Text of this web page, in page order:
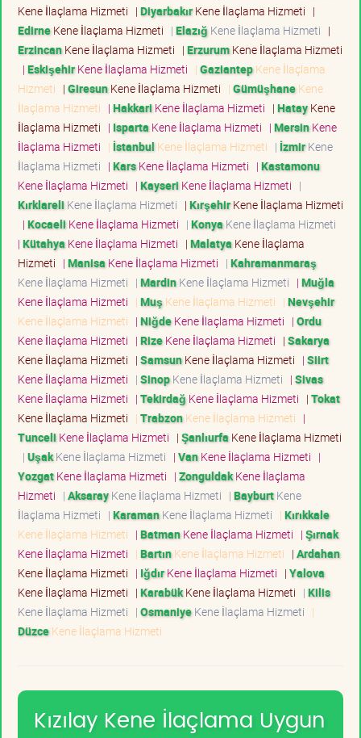
Kene İlaçlama Hizmeti | DiyarbakırKene İlaçlama Hizmeti |
EdirneKene İlaçlama Hizmeti | Elazığ Kene İlaçlama Hizmeti |
ErzincanKene İlaçlama Hizmeti | ErzurumKene İlaçlama Hizmeti
| EskişehirKene İlaçlama Hizmeti | GaziantepKene İlaçlama
Hizmeti | GiresunKene İlaçlama Hizmeti | GümüşhaneKene
İlaçlama Hizmeti | Hakkari Kene İlaçlama Hizmeti | HatayKene
İlaçlama Hizmeti | Isparta Kene İlaçlama Hizmeti | MersinKene
İlaçlama Hizmeti | İstanbul Kene İlaçlama Hizmeti | İzmirKene
İlaçlama Hizmeti | KarsKene İlaçlama Hizmeti | Kastamonu
Kene İlaçlama Hizmeti | Kayseri Kene İlaçlama Hizmeti |
Kırklareli Kene İlaçlama Hizmeti | KırşehirKene İlaçlama Hizmeti
| Kocaeli Kene İlaçlama Hizmeti | Konya Kene İlaçlama Hizmeti
| Kütahya Kene İlaçlama Hizmeti | Malatya Kene İlaçlama
Hizmeti | Manisa Kene İlaçlama Hizmeti | Kahramanmaraş
Kene İlaçlama Hizmeti | MardinKene İlaçlama Hizmeti | Muğla
Kene İlaçlama Hizmeti | Muş Kene İlaçlama Hizmeti | Nevşehir
Kene İlaçlama Hizmeti | NiğdeKene İlaçlama Hizmeti | Ordu
Kene İlaçlama Hizmeti | RizeKene İlaçlama Hizmeti | Sakarya
Kene İlaçlama Hizmeti | SamsunKene İlaçlama Hizmeti | Siirt
Kene İlaçlama Hizmeti | SinopKene İlaçlama Hizmeti | Sivas
Kene İlaçlama Hizmeti | Tekirdağ Kene İlaçlama Hizmeti | Tokat
Kene İlaçlama Hizmeti | TrabzonKene İlaçlama Hizmeti |
Tunceli Kene İlaçlama Hizmeti | Şanlıurfa Kene İlaçlama Hizmeti
| UşakKene İlaçlama Hizmeti | VanKene İlaçlama Hizmeti |
YozgatKene İlaçlama Hizmeti | ZonguldakKene İlaçlama
Hizmeti | AksarayKene İlaçlama Hizmeti | BayburtKene
İlaçlama Hizmeti | KaramanKene İlaçlama Hizmeti | Kırıkkale
Kene İlaçlama Hizmeti | BatmanKene İlaçlama Hizmeti | Şırnak
Kene İlaçlama Hizmeti | BartınKene İlaçlama Hizmeti | Ardahan
Kene İlaçlama Hizmeti | IğdırKene İlaçlama Hizmeti | Yalova
Kene İlaçlama Hizmeti | KarabükKene İlaçlama Hizmeti | Kilis
Kene İlaçlama Hizmeti | OsmaniyeKene İlaçlama Hizmeti |
DüzceKene İlaçlama Hizmeti
Kızılay Kene İlaçlama Uygun